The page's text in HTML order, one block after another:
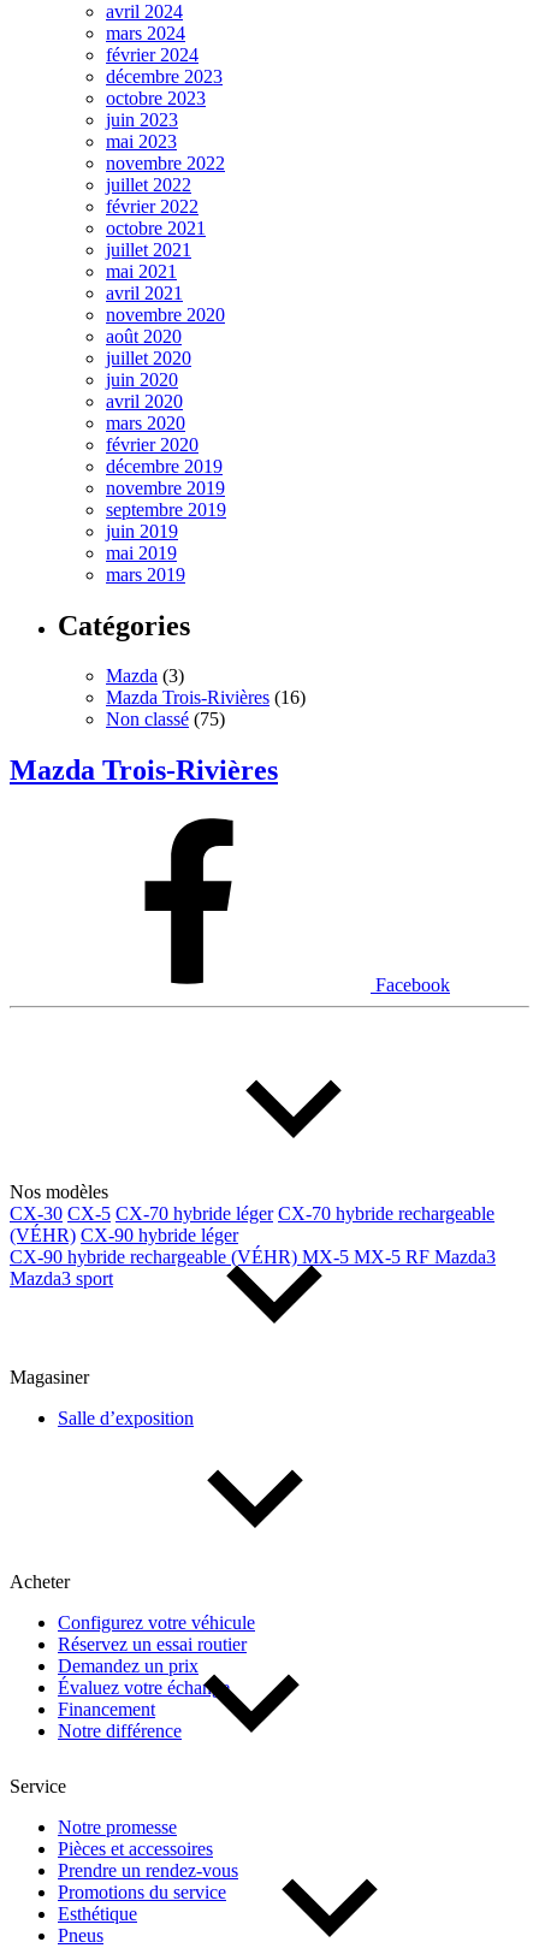
avril 2024
mars 2024
février 2024
décembre 2023
octobre 2023
juin 2023
mai 2023
novembre 2022
juillet 2022
février 2022
octobre 2021
juillet 2021
mai 2021
avril 2021
novembre 2020
août 2020
juillet 2020
juin 2020
avril 2020
mars 2020
février 2020
décembre 2019
novembre 2019
septembre 2019
juin 2019
mai 2019
mars 2019
Catégories
Mazda (3)
Mazda Trois-Rivières (16)
Non classé (75)
Mazda Trois-Rivières
Facebook
Nos modèles
CX-30 CX-5 CX-70 hybride léger CX-70 hybride rechargeable
(VÉHR) CX-90 hybride léger
CX-90 hybride rechargeable (VÉHR) MX-5 MX-5 RF Mazda3
Mazda3 sport
Magasiner
Salle d’exposition
Acheter
Configurez votre véhicule
Réservez un essai routier
Demandez un prix
Évaluez votre échange
Financement
Notre différence
Service
Notre promesse
Pièces et accessoires
Prendre un rendez-vous
Promotions du service
Esthétique
Pneus